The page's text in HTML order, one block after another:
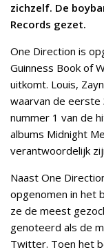
zichzelf. De
Records gezet.
One Direction is
Guinness Book of
uitkomt. Louis,
waarvan de eerste
nummer 1 van de
albums Midnight
verantwoordelijk
Naast One
opgenomen in het
ze de meest
genoteerd als de
Twitter. Toen het